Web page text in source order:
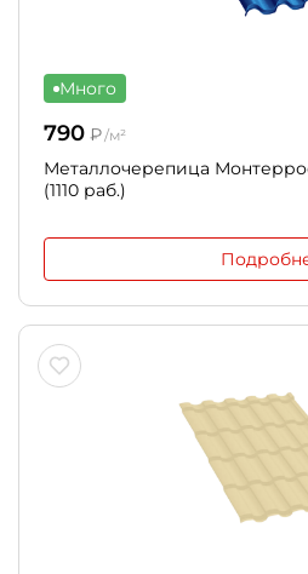
Много
790 ₽/м²
Металлочерепица
(1110 раб.)